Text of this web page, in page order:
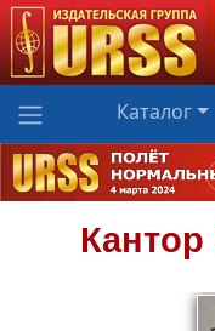
Каталог
Кантор